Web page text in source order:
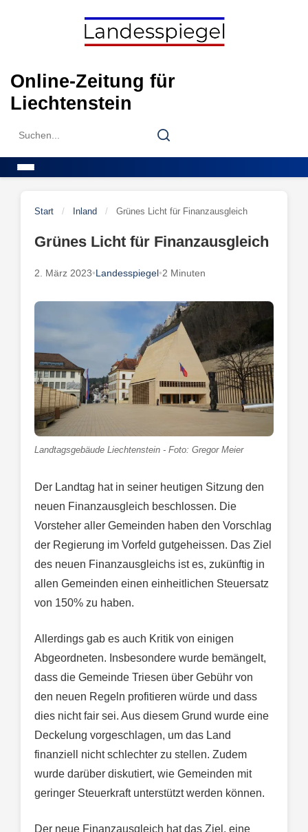
Online-Zeitung für
Liechtenstein
Search
Search
Start / Inland / Grünes Licht für Finanzausgleich
Grünes Licht für Finanzausgleich
2. März 2023•Landesspiegel•2 Minuten
Landtagsgebäude Liechtenstein - Foto: Gregor Meier
Der Landtag hat in seiner heutigen Sitzung den
neuen Finanzausgleich beschlossen. Die
Vorsteher aller Gemeinden haben den Vorschlag
der Regierung im Vorfeld gutgeheissen. Das Ziel
des neuen Finanzausgleichs ist es, zukünftig in
allen Gemeinden einen einheitlichen Steuersatz
von 150% zu haben.
Allerdings gab es auch Kritik von einigen
Abgeordneten. Insbesondere wurde bemängelt,
dass die Gemeinde Triesen über Gebühr von
den neuen Regeln profitieren würde und dass
dies nicht fair sei. Aus diesem Grund wurde eine
Deckelung vorgeschlagen, um das Land
finanziell nicht schlechter zu stellen. Zudem
wurde darüber diskutiert, wie Gemeinden mit
geringer Steuerkraft unterstützt werden können.
Der neue Finanzausgleich hat das Ziel, eine